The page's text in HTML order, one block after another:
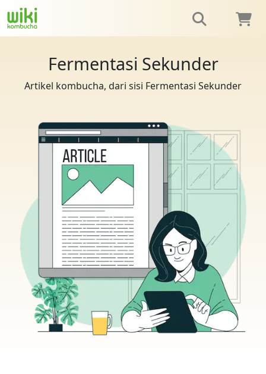
Fermentasi Sekunder
Artikel kombucha, dari sisi Fermentasi Sekunder